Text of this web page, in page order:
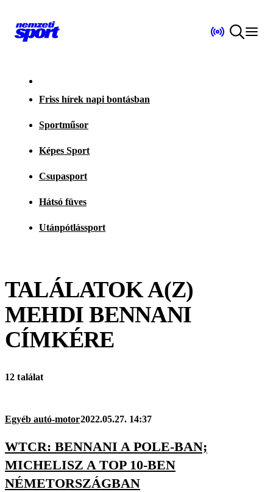
Friss hírek napi bontásban
Sportműsor
Képes Sport
Csupasport
Hátsó füves
Utánpótlássport
TALÁLATOK A(Z)
MEHDI BENNANI
CÍMKÉRE
12 találat
Egyéb autó-motor2022.05.27. 14:37
WTCR: BENNANI A POLE-BAN;
MICHELISZ A TOP 10-BEN
NÉMETORSZÁGBAN